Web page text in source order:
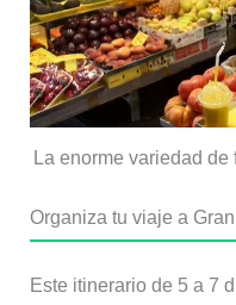
La enorme variedad
Organiza tu viaje a
Este itinerario de 5 a 7